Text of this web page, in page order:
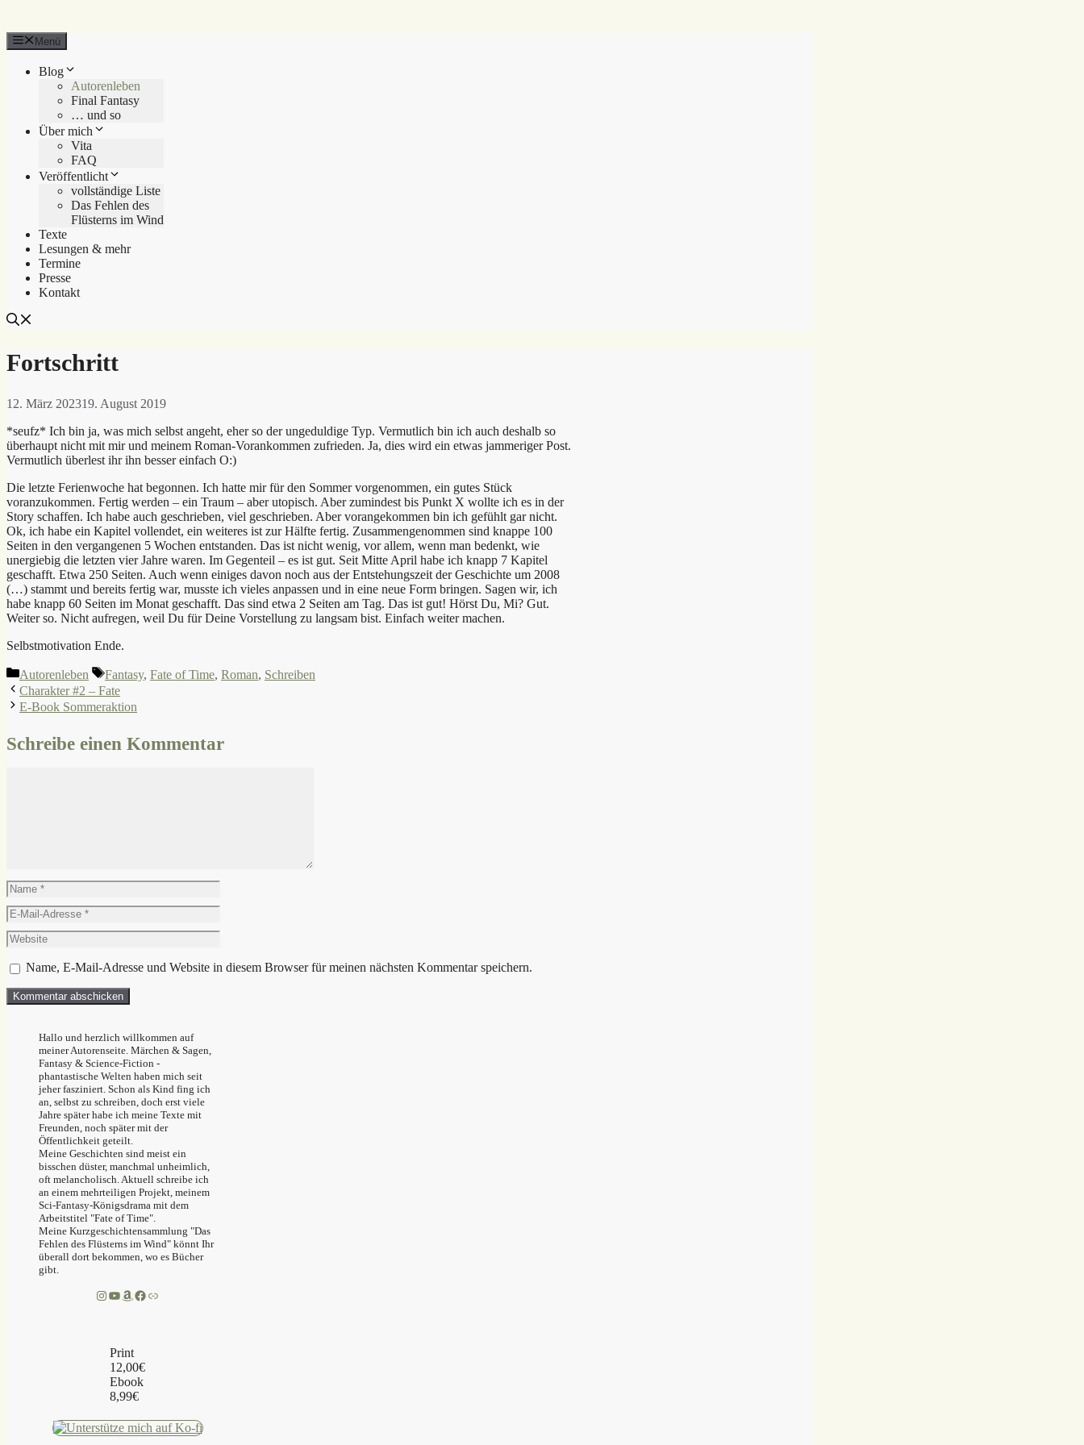
Menü
Blog
Autorenleben
Final Fantasy
… und so
Über mich
Vita
FAQ
Veröffentlicht
vollständige Liste
Das Fehlen des
Flüsterns im Wind
Texte
Lesungen & mehr
Termine
Presse
Kontakt
Fortschritt
12. März 202319. August 2019
*seufz* Ich bin ja, was mich selbst angeht, eher so der ungeduldige Typ. Vermutlich bin ich auch deshalb so
überhaupt nicht mit mir und meinem Roman-Vorankommen zufrieden. Ja, dies wird ein etwas jammeriger Post.
Vermutlich überlest ihr ihn besser einfach O:)
Die letzte Ferienwoche hat begonnen. Ich hatte mir für den Sommer vorgenommen, ein gutes Stück
voranzukommen. Fertig werden – ein Traum – aber utopisch. Aber zumindest bis Punkt X wollte ich es in der
Story schaffen. Ich habe auch geschrieben, viel geschrieben. Aber vorangekommen bin ich gefühlt gar nicht.
Ok, ich habe ein Kapitel vollendet, ein weiteres ist zur Hälfte fertig. Zusammengenommen sind knappe 100
Seiten in den vergangenen 5 Wochen entstanden. Das ist nicht wenig, vor allem, wenn man bedenkt, wie
unergiebig die letzten vier Jahre waren. Im Gegenteil – es ist gut. Seit Mitte April habe ich knapp 7 Kapitel
geschafft. Etwa 250 Seiten. Auch wenn einiges davon noch aus der Entstehungszeit der Geschichte um 2008
(…) stammt und bereits fertig war, musste ich vieles anpassen und in eine neue Form bringen. Sagen wir, ich
habe knapp 60 Seiten im Monat geschafft. Das sind etwa 2 Seiten am Tag. Das ist gut! Hörst Du, Mi? Gut.
Weiter so. Nicht aufregen, weil Du für Deine Vorstellung zu langsam bist. Einfach weiter machen.
Selbstmotivation Ende.
Kategorien
Autorenleben Schlagwörter
Fantasy, Fate of Time, Roman, Schreiben
Charakter #2 – Fate
E-Book Sommeraktion
Schreibe einen Kommentar
Name
E-
Mail-
Adresse
Website
Name, E-Mail-Adresse und Website in diesem Browser für meinen nächsten Kommentar speichern.
Hallo und herzlich willkommen auf
meiner Autorenseite. Märchen & Sagen,
Fantasy & Science-Fiction -
phantastische Welten haben mich seit
jeher fasziniert. Schon als Kind fing ich
an, selbst zu schreiben, doch erst viele
Jahre später habe ich meine Texte mit
Freunden, noch später mit der
Öffentlichkeit geteilt.
Meine Geschichten sind meist ein
bisschen düster, manchmal unheimlich,
oft melancholisch. Aktuell schreibe ich
an einem mehrteiligen Projekt, meinem
Sci-Fantasy-Königsdrama mit dem
Arbeitstitel "Fate of Time".
Meine Kurzgeschichtensammlung "Das
Fehlen des Flüsterns im Wind" könnt Ihr
überall dort bekommen, wo es Bücher
gibt.
Instagram
YouTube
Amazon
Facebook
Link
Print
12,00€
Ebook
8,99€